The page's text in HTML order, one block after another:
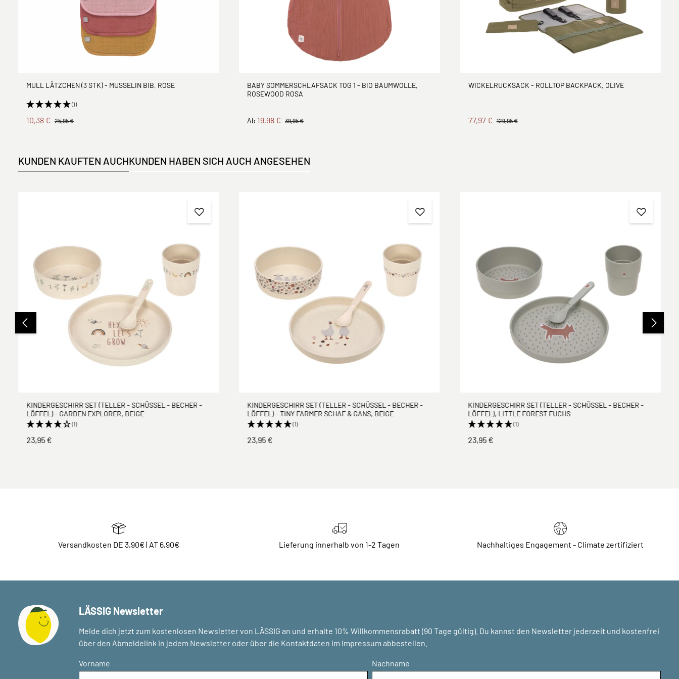
MULL LÄTZCHEN (3 STK) - MUSSELIN BIB, ROSE
(1)
10,38 € 25,95 €
BABY SOMMERSCHLAFSACK TOG 1 - BIO BAUMWOLLE,
ROSEWOOD ROSA
Ab 19,98 € 39,95 €
WICKELRUCKSACK - ROLLTOP BACKPACK, OLIVE
77,97 € 129,95 €
KUNDEN KAUFTEN AUCHKUNDEN HABEN SICH AUCH ANGESEHEN
KINDERGESCHIRR SET (TELLER - SCHÜSSEL - BECHER -
LÖFFEL) - GARDEN EXPLORER, BEIGE
(1)
23,95 €
KINDERGESCHIRR SET (TELLER - SCHÜSSEL - BECHER -
LÖFFEL) - TINY FARMER SCHAF & GANS, BEIGE
(1)
23,95 €
KINDERGESCHIRR SET (TELLER - SCHÜSSEL - BECHER -
LÖFFEL), LITTLE FOREST FUCHS
(1)
23,95 €
Versandkosten DE 3,90€ | AT 6,90€ Lieferung innerhalb von 1-2 Tagen Nachhaltiges Engagement - Climate zertifiziert
LÄSSIG Newsletter
Melde dich jetzt zum kostenlosen Newsletter von LÄSSIG an und erhalte 10% Willkommensrabatt (90 Tage gültig). Du kannst den Newsletter jederzeit und kostenfrei
über den Abmeldelink in jedem Newsletter oder über die Kontaktdaten im Impressum abbestellen.
Vorname Nachname